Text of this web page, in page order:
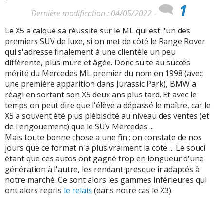
Dernière modification : 04/05/2022 - 1
Le X5 a calqué sa réussite sur le ML qui est l'un des
premiers SUV de luxe, si on met de côté le Range Rover
qui s'adresse finalement à une clientèle un peu
différente, plus mure et âgée. Donc suite au succès
mérité du Mercedes ML premier du nom en 1998 (avec
une première apparition dans Jurassic Park), BMW a
réagi en sortant son X5 deux ans plus tard. Et avec le
temps on peut dire que l'élève a dépassé le maître, car le
X5 a souvent été plus plébiscité au niveau des ventes (et
de l'engouement) que le SUV Mercedes ...
Mais toute bonne chose a une fin : on constate de nos
jours que ce format n'a plus vraiment la cote ... Le souci
étant que ces autos ont gagné trop en longueur d'une
génération à l'autre, les rendant presque inadaptés à
notre marché. Ce sont alors les gammes inférieures qui
ont alors repris le relais (dans notre cas le X3).